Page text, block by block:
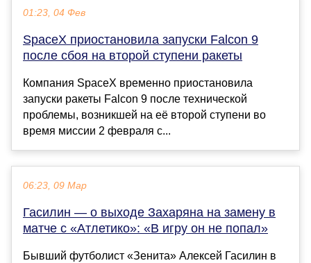
01:23, 04 Фев
SpaceX приостановила запуски Falcon 9
после сбоя на второй ступени ракеты
Компания SpaceX временно приостановила
запуски ракеты Falcon 9 после технической
проблемы, возникшей на её второй ступени во
время миссии 2 февраля с...
06:23, 09 Мар
Гасилин — о выходе Захаряна на замену в
матче с «Атлетико»: «В игру он не попал»
Бывший футболист «Зенита» Алексей Гасилин в